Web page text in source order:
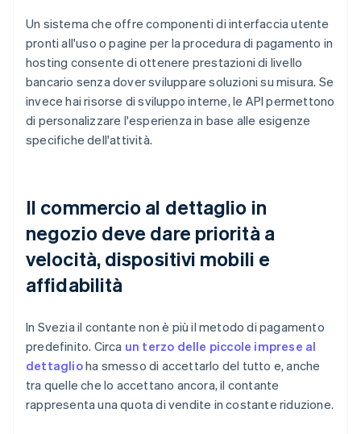
Un sistema che offre componenti di interfaccia utente
pronti all'uso o pagine per la procedura di pagamento in
hosting consente di ottenere prestazioni di livello
bancario senza dover sviluppare soluzioni su misura. Se
invece hai risorse di sviluppo interne, le API permettono
di personalizzare l'esperienza in base alle esigenze
specifiche dell'attività.
Il commercio al dettaglio in
negozio deve dare priorità a
velocità, dispositivi mobili e
affidabilità
In Svezia il contante non è più il metodo di pagamento
predefinito. Circa un terzo delle piccole imprese al
dettaglioha smesso di accettarlo del tutto e, anche
tra quelle che lo accettano ancora, il contante
rappresenta una quota di vendite in costante riduzione.